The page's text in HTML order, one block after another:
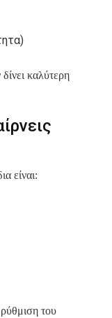
καλύτερη
είναι:
ρύθμιση του